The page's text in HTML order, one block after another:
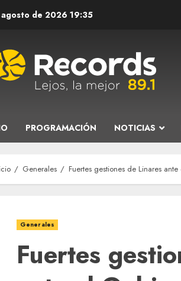
de 2026 19:35
PROGRAMACIÓN NOTICIAS
Generales Fuertes gestiones de Linares
Generales
Fuertes